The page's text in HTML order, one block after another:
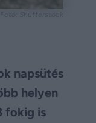
napsütés
helyen
fokig is